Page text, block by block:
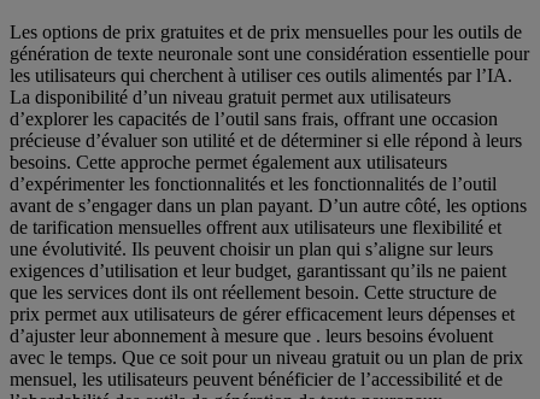
Les options de prix gratuites et de prix mensuelles pour les outils de
génération de texte neuronale sont une considération essentielle pour
les utilisateurs qui cherchent à utiliser ces outils alimentés par l’IA.
La disponibilité d’un niveau gratuit permet aux utilisateurs
d’explorer les capacités de l’outil sans frais, offrant une occasion
précieuse d’évaluer son utilité et de déterminer si elle répond à leurs
besoins. Cette approche permet également aux utilisateurs
d’expérimenter les fonctionnalités et les fonctionnalités de l’outil
avant de s’engager dans un plan payant. D’un autre côté, les options
de tarification mensuelles offrent aux utilisateurs une flexibilité et
une évolutivité. Ils peuvent choisir un plan qui s’aligne sur leurs
exigences d’utilisation et leur budget, garantissant qu’ils ne paient
que les services dont ils ont réellement besoin. Cette structure de
prix permet aux utilisateurs de gérer efficacement leurs dépenses et
d’ajuster leur abonnement à mesure que . leurs besoins évoluent
avec le temps. Que ce soit pour un niveau gratuit ou un plan de prix
mensuel, les utilisateurs peuvent bénéficier de l’accessibilité et de